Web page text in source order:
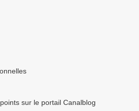
sur le portail Canalblog